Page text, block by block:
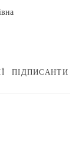
ПІДПИСАНТИ